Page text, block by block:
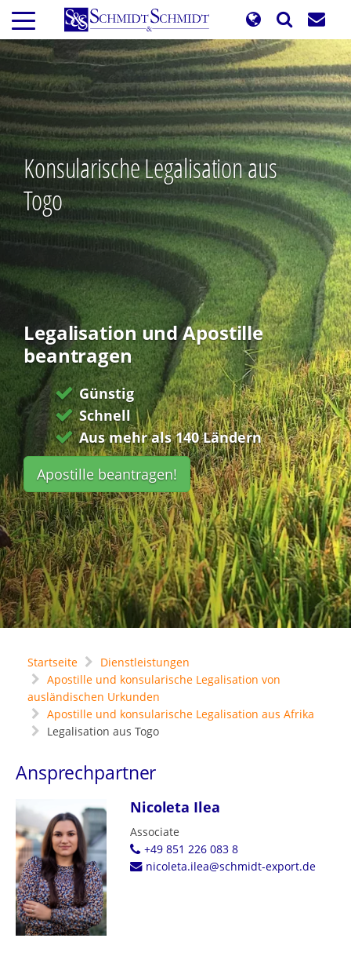
Direkt
zum
Inhalt
Konsularische Legalisation aus
Togo
Legalisation und Apostille
beantragen
Günstig
Schnell
Aus mehr als 140 Ländern
Apostille beantragen!
Startseite
Dienstleistungen
Apostille und konsularische Legalisation von
ausländischen Urkunden
Apostille und konsularische Legalisation aus Afrika
Legalisation aus Togo
Ansprechpartner
Nicoleta Ilea
Associate
+49 851 226 083 8
nicoleta.ilea@schmidt-export.de